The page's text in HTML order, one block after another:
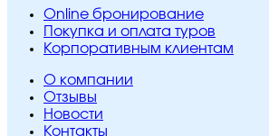
Online бронирование
Покупка и оплата туров
Корпоративным клиентам
O компании
Отзывы
Новости
Контакты